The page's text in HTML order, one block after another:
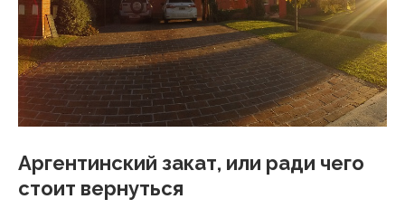
Аргентинский закат, или ради чего
стоит вернуться